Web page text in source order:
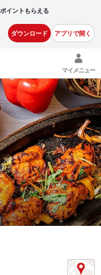
イントもらえる
ダウンロード アプリで開く
マイメニュー